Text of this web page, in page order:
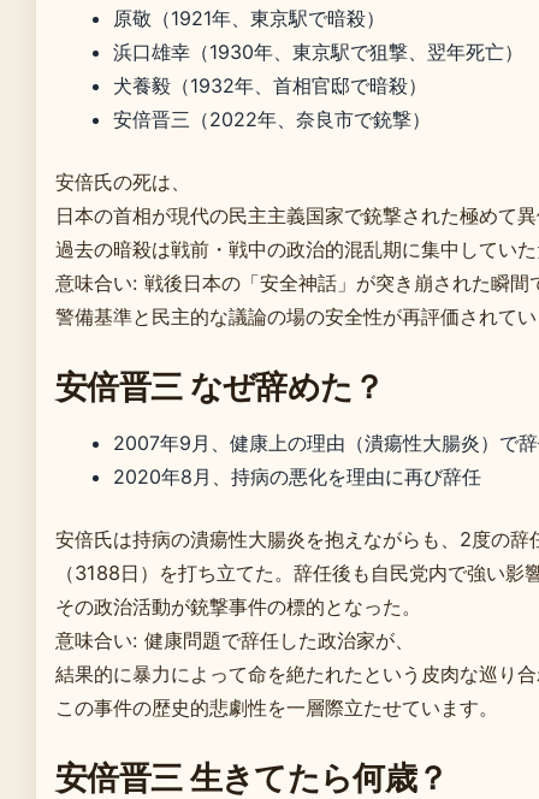
原敬（1921年、東京駅で暗殺）
浜口雄幸（1930年、東京駅で狙撃、翌年死亡）
犬養毅（1932年、首相官邸で暗殺）
安倍晋三（2022年、奈良市で銃撃）
安倍氏の死は、
日本の首相が現代の民主主義国家で銃撃された極めて
過去の暗殺は戦前・戦中の政治的混乱期に集中してい
意味合い: 戦後日本の「安全神話」が突き崩された瞬
警備基準と民主的な議論の場の安全性が再評価されて
安倍晋三 なぜ辞めた？
2007年9月、健康上の理由（潰瘍性大腸炎）で
2020年8月、持病の悪化を理由に再び辞任
安倍氏は持病の潰瘍性大腸炎を抱えながらも、2度の
（3188日）を打ち立てた。辞任後も自民党内で強い影
その政治活動が銃撃事件の標的となった。
意味合い: 健康問題で辞任した政治家が、
結果的に暴力によって命を絶たれたという皮肉な巡り
この事件の歴史的悲劇性を一層際立たせています。
安倍晋三 生きてたら何歳？